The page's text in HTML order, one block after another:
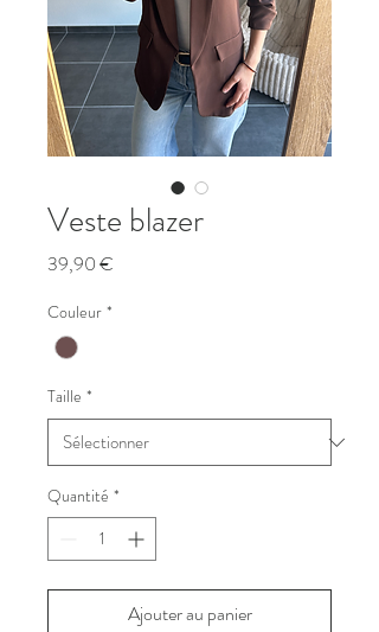
Veste blazer
39,90 €
Couleur *
Taille *
Quantité *
Ajouter au panier